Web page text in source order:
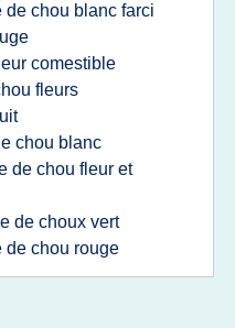
de chou blanc farci
comestible
fleurs
chou blanc
de chou fleur et
de choux vert
de chou rouge